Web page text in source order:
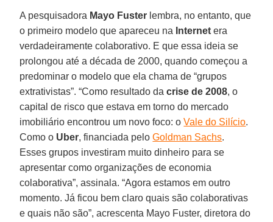
A pesquisadora Mayo Fuster lembra, no entanto, que
o primeiro modelo que apareceu na Internet era
verdadeiramente colaborativo. E que essa ideia se
prolongou até a década de 2000, quando começou a
predominar o modelo que ela chama de “grupos
extrativistas”. “Como resultado dacrise de 2008, o
capital de risco que estava em torno do mercado
imobiliário encontrou um novo foco: oVale do Silício.
Como o Uber, financiada peloGoldman Sachs.
Esses grupos investiram muito dinheiro para se
apresentar como organizações de economia
colaborativa”, assinala. “Agora estamos em outro
momento. Já ficou bem claro quais são colaborativas
e quais não são”, acrescenta Mayo Fuster, diretora do